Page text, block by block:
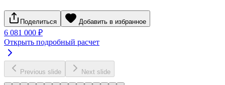
Поделиться Добавить в избранное
6 081 000 ₽
Открыть подробный расчет
Previous slide Next slide